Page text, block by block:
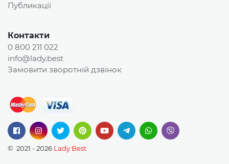
Публикації
Контакти
0 800 211 022
info@lady.best
Замовити зворотній дзвінок
© 2021 - 2026 Lady Best